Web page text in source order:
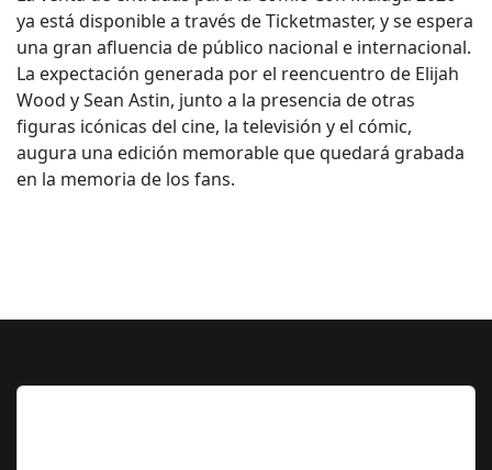
ya está disponible a través de Ticketmaster, y se espera
una gran afluencia de público nacional e internacional.
La expectación generada por el reencuentro de Elijah
Wood y Sean Astin, junto a la presencia de otras
figuras icónicas del cine, la televisión y el cómic,
augura una edición memorable que quedará grabada
en la memoria de los fans.